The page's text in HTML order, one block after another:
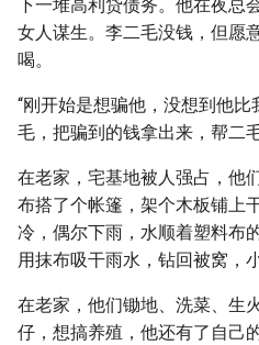
下一堆高利贷债务。他在夜总
女人谋生。李二毛没钱，但愿
喝。
“刚开始是想骗他，没想到他
毛，把骗到的钱拿出来，帮二
在老家，宅基地被人强占，他
布搭了个帐篷，架个木板铺上
冷，偶尔下雨，水顺着塑料布
用抹布吸干雨水，钻回被窝，
在老家，他们锄地、洗菜、生
仔，想搞养殖，他还有了自己